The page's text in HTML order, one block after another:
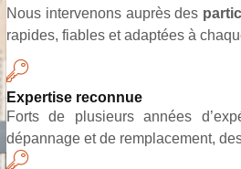
Nous intervenons auprès des
rapides, fiables et adaptées à
Expertise reconnue
Forts de plusieurs années
dépannage et de remplacement,